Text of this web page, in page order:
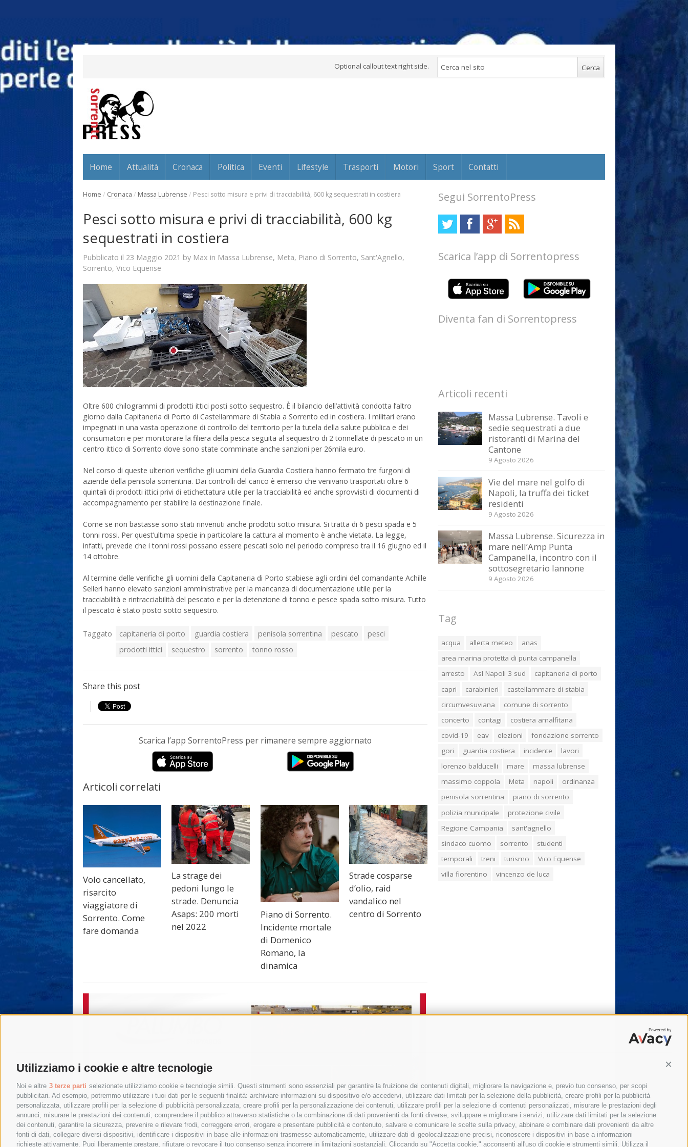
Utilizziamo i cookie e altre tecnologie
Noi e altre 3 terze parti selezionate utilizziamo cookie e tecnologie simili. Questi strumenti sono essenziali per garantire la fruizione dei contenuti digitali, migliorare la navigazione e, previo tuo consenso, per scopi
pubblicitari. Ad esempio, potremmo utilizzare i tuoi dati per le seguenti finalità: archiviare informazioni su dispositivo e/o accedervi, utilizzare dati limitati per la selezione della pubblicità, creare profili per la pubblicità
personalizzata, utilizzare profili per la selezione di pubblicità personalizzata, creare profili per la personalizzazione dei contenuti, utilizzare profili per la selezione di contenuti personalizzati, misurare le prestazioni degli
annunci, misurare le prestazioni dei contenuti, comprendere il pubblico attraverso statistiche o la combinazione di dati provenienti da fonti diverse, sviluppare e migliorare i servizi, utilizzare dati limitati per la selezione
dei contenuti, garantire la sicurezza, prevenire e rilevare frodi, correggere errori, erogare e presentare pubblicità e contenuto, salvare e comunicare le scelte sulla privacy, abbinare e combinare dati provenienti da altre
fonti di dati, collegare diversi dispositivi, identificare i dispositivi in base alle informazioni trasmesse automaticamente, utilizzare dati di geolocalizzazione precisi, riconoscere i dispositivi in base a informazioni
richieste attivamente. Puoi liberamente prestare, rifiutare o revocare il tuo consenso senza incorrere in limitazioni sostanziali. Cliccando su "Accetta cookie," acconsenti all'uso di cookie e strumenti simili. Utilizza il
Optional callout text right side.
Home Attualità Cronaca Politica Eventi Lifestyle Trasporti Motori Sport Contatti
Home / Cronaca / Massa Lubrense / Pesci sotto misura e privi di tracciabilità, 600 kg sequestrati in costiera
Pesci sotto misura e privi di tracciabilità, 600 kg
sequestrati in costiera
Pubblicato il 23 Maggio 2021 by Max in Massa Lubrense, Meta, Piano di Sorrento, Sant'Agnello,
Sorrento, Vico Equense
Oltre 600 chilogrammi di prodotti ittici posti sotto sequestro. È il bilancio dell’attività condotta l’altro
giorno dalla Capitaneria di Porto di Castellammare di Stabia a Sorrento ed in costiera. I militari erano
impegnati in una vasta operazione di controllo del territorio per la tutela della salute pubblica e dei
consumatori e per monitorare la filiera della pesca seguita al sequestro di 2 tonnellate di pescato in un
centro ittico di Sorrento dove sono state comminate anche sanzioni per 26mila euro.
Nel corso di queste ulteriori verifiche gli uomini della Guardia Costiera hanno fermato tre furgoni di
aziende della penisola sorrentina. Dai controlli del carico è emerso che venivano trasportati oltre 6
quintali di prodotti ittici privi di etichettatura utile per la tracciabilità ed anche sprovvisti di documenti di
accompagnamento per stabilire la destinazione finale.
Come se non bastasse sono stati rinvenuti anche prodotti sotto misura. Si tratta di 6 pesci spada e 5
tonni rossi. Per quest’ultima specie in particolare la cattura al momento è anche vietata. La legge,
infatti, prevede che i tonni rossi possano essere pescati solo nel periodo compreso tra il 16 giugno ed il
14 ottobre.
Al termine delle verifiche gli uomini della Capitaneria di Porto stabiese agli ordini del comandante Achille
Selleri hanno elevato sanzioni amministrative per la mancanza di documentazione utile per la
tracciabilità e rintracciabilità del pescato e per la detenzione di tonno e pesce spada sotto misura. Tutto
il pescato è stato posto sotto sequestro.
Taggato capitaneria di porto guardia costiera penisola sorrentina pescato
pesci
prodotti ittici
sequestro sorrento tonno rosso
Share this post
Scarica l’app SorrentoPress per rimanere sempre aggiornato
Articoli correlati
Volo cancellato,
risarcito
viaggiatore di
Sorrento. Come
fare domanda
La strage dei
pedoni lungo le
strade. Denuncia
Asaps: 200 morti
nel 2022
Piano di Sorrento.
Incidente mortale
di Domenico
Romano, la
dinamica
Strade cosparse
d’olio, raid
vandalico nel
centro di Sorrento
Segui SorrentoPress
Scarica l’app di Sorrentopress
Diventa fan di Sorrentopress
Articoli recenti
Massa Lubrense. Tavoli e
sedie sequestrati a due
ristoranti di Marina del
Cantone
9 Agosto 2026
Vie del mare nel golfo di
Napoli, la truffa dei ticket
residenti
9 Agosto 2026
Massa Lubrense. Sicurezza in
mare nell’Amp Punta
Campanella, incontro con il
sottosegretario Iannone
9 Agosto 2026
Tag
acqua allerta meteo
anas
area marina protetta di punta campanella
arresto
Asl Napoli 3 sud
capitaneria di porto
capri
carabinieri
castellammare di stabia
circumvesuviana
comune di sorrento
concerto
contagi
costiera amalfitana
covid-19
eav elezioni
fondazione sorrento
gori
guardia costiera incidente
lavori
lorenzo balducelli
mare
massa lubrense
massimo coppola
Meta napoli
ordinanza
penisola sorrentina
piano di sorrento
polizia municipale
protezione civile
Regione Campania
sant'agnello
sindaco cuomo
sorrento
studenti
temporali
treni turismo
Vico Equense
villa fiorentino
vincenzo de luca